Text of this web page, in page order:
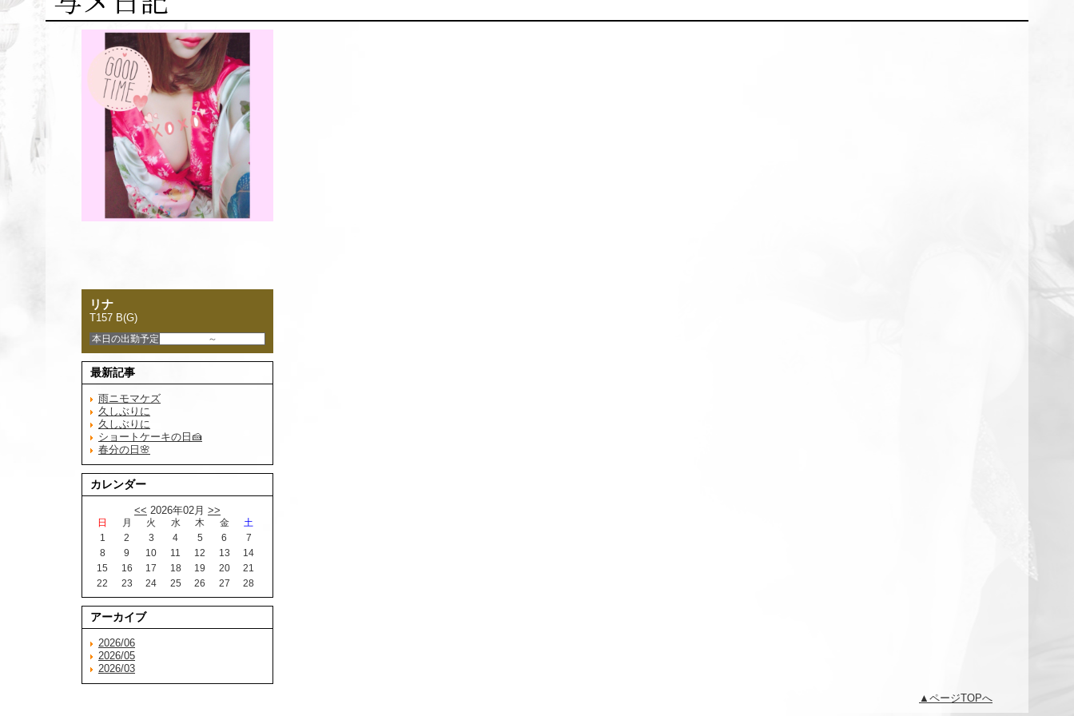
リナ
T157 B(G)
本日の出勤予定 ～
最新記事
雨ニモマケズ
久しぶりに
久しぶりに
ショートケーキの日🍰
春分の日🌸
カレンダー
<< 2026年02月 >>
日 月 火 水 木 金
土
1
2 3 4 5 6
7
8
9 10 11 12 13
14
15
16 17 18 19 20
21
22
23 24 25 26 27 28
アーカイブ
2026/06
2026/05
2026/03
ページTOPへ